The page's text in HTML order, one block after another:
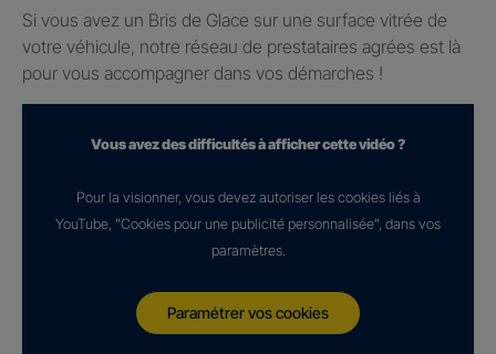
Si vous avez un Bris de Glace sur une surface vitrée de
votre véhicule, notre réseau de prestataires agrées est là
pour vous accompagner dans vos démarches !
Vous avez des difficultés à afficher cette vidéo ?
Pour la visionner, vous devez autoriser les cookies liés à
YouTube, "Cookies pour une publicité personnalisée", dans vos
paramètres.
Paramétrer vos cookies